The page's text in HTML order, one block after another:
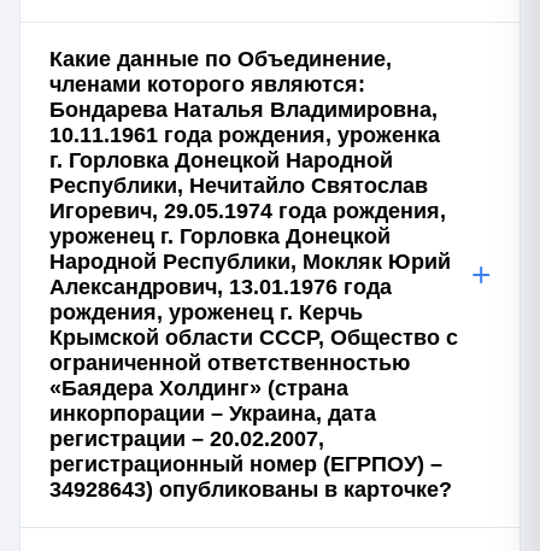
Какие данные по Объединение,
членами которого являются:
Бондарева Наталья Владимировна,
10.11.1961 года рождения, уроженка
г. Горловка Донецкой Народной
Республики, Нечитайло Святослав
Игоревич, 29.05.1974 года рождения,
уроженец г. Горловка Донецкой
Народной Республики, Мокляк Юрий
Александрович, 13.01.1976 года
рождения, уроженец г. Керчь
Крымской области СССР, Общество с
ограниченной ответственностью
«Баядера Холдинг» (страна
инкорпорации – Украина, дата
регистрации – 20.02.2007,
регистрационный номер (ЕГРПОУ) –
34928643) опубликованы в карточке?
+